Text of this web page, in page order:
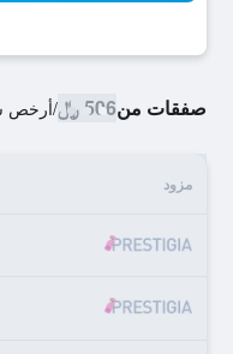
صفقات من506 ﷼ /أرخص
مزود